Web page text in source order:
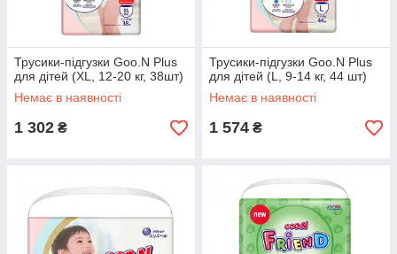
Трусики-підгузки Goo.N Plus
для дітей (XL, 12-20 кг, 38шт)
Немає в наявності
1 302 ₴
Трусики-підгузки Goo.N Plus
для дітей (L, 9-14 кг, 44 шт)
Немає в наявності
1 574 ₴